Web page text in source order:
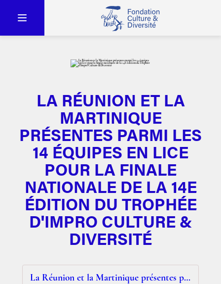
LA RÉUNION ET LA
MARTINIQUE
PRÉSENTES PARMI LES
14 ÉQUIPES EN LICE
POUR LA FINALE
NATIONALE DE LA 14E
ÉDITION DU TROPHÉE
D'IMPRO CULTURE &
DIVERSITÉ
La Réunion et la Martinique présentes parmi les 14 équipes en lice pour la finale nationale de la 14ème édition du Trophée d'Impro Culture & Diversité